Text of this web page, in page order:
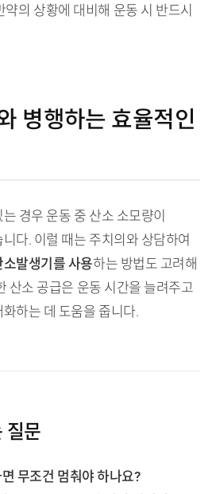
의 상황에 대비해 운동 시 반드시
병행하는 효율적인
경우 운동 중 산소 소모량이
다. 이럴 때는 주치의와 상담하여
발생기를 사용하는 방법도 고려해
산소 공급은 운동 시간을 늘려주고
하는 데 도움을 줍니다.
질문
무조건 멈춰야 하나요?